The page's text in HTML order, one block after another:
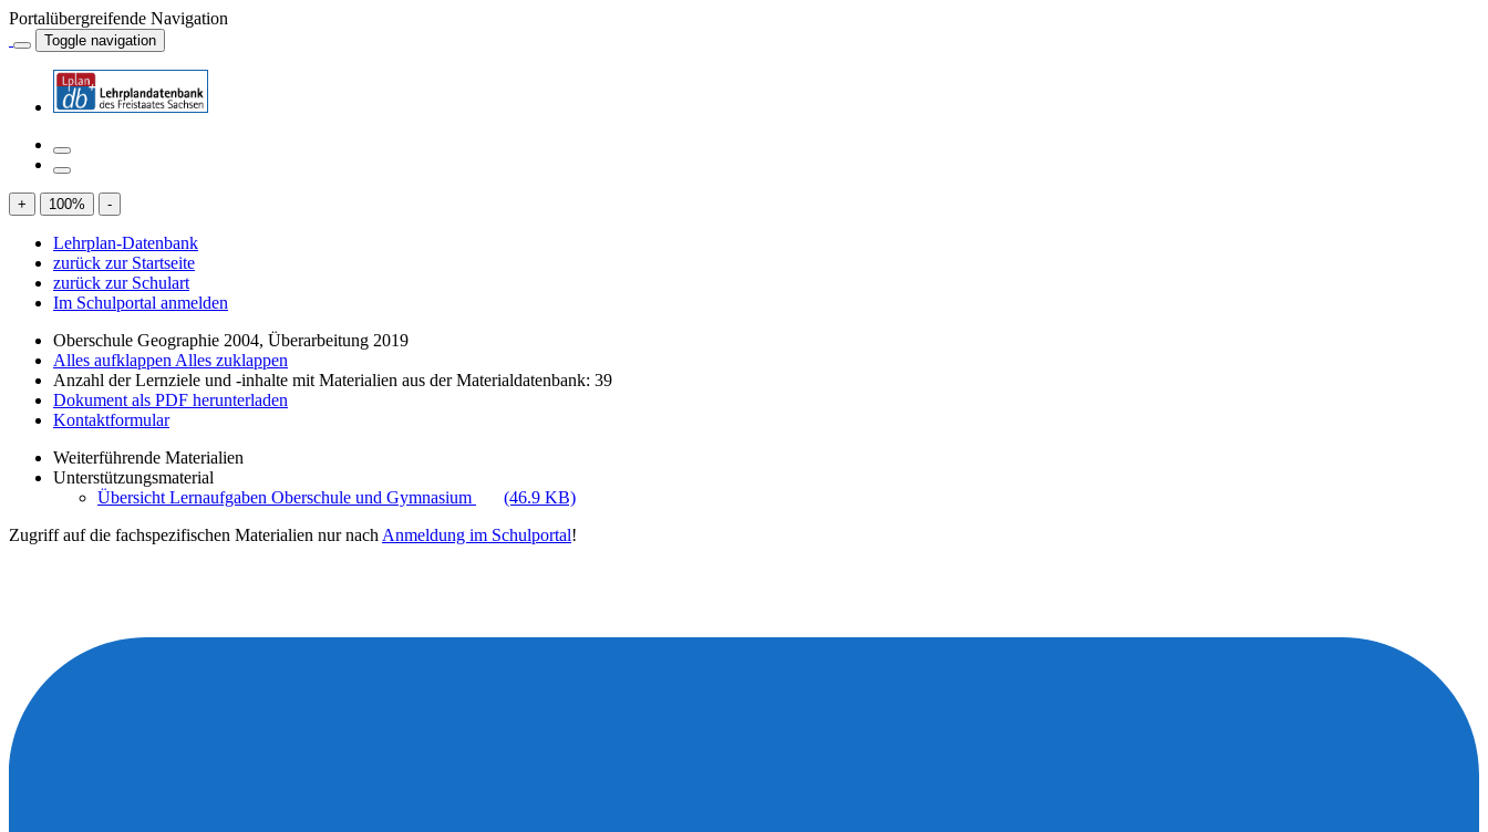
Portalübergreifende Navigation
Toggle navigation
+ 100% -
Lehrplan-Datenbank
zurück zur Startseite
zurück zur Schulart
Im Schulportal anmelden
Oberschule Geographie 2004, Überarbeitung 2019
Alles aufklappen Alles zuklappen
Anzahl der Lernziele und -inhalte mit Materialien aus der Materialdatenbank: 39
Dokument als PDF herunterladen
Kontaktformular
Weiterführende Materialien
Unterstützungsmaterial
Übersicht Lernaufgaben Oberschule und Gymnasium
(46.9 KB)
Zugriff auf die fachspezifischen Materialien nur nach Anmeldung im Schulportal!